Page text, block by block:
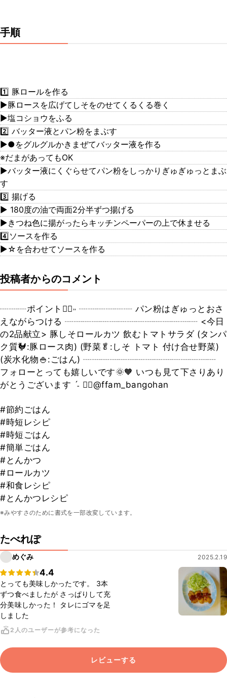
手順
1️⃣ 豚ロールを作る
▶豚ロースを広げてしそをのせてくるくる巻く
▶塩コショウをふる
2️⃣ バッター液とパン粉をまぶす
▶●をグルグルかきまぜてバッター液を作る
※だまがあってもOK
▶バッター液にくぐらせてパン粉をしっかりぎゅぎゅっとまぶ
す
3️⃣ 揚げる
▶ 180度の油で両面2分半ずつ揚げる
▶きつね色に揚がったらキッチンペーパーの上で休ませる
4️⃣ソースを作る
▶☆を合わせてソースを作る
投稿者からのコメント
┈┈┈ポイント☝🏻️˒˒ ┈┈┈┈┈┈ パン粉はぎゅっとおさ
えながらつける ┈┈┈┈┈┈┈┈┈┈┈┈┈┈┈ <今日
の2品献立> 豚しそロールカツ 飲むトマトサラダ (タンパ
ク質🐓:豚ロース肉) (野菜🥬:しそ トマト 付け合せ野菜)
(炭水化物🍚:ごはん) ┈┈┈┈┈┈┈┈┈┈┈┈┈┈┈
フォローとっても嬉しいです🌞🧡 いつも見て下さりあり
がとうございます ˊ˗ 👉🏻@ffam_bangohan
#節約ごはん
#時短レシピ
#時短ごはん
#簡単ごはん
#とんかつ
#ロールカツ
#和食レシピ
#とんかつレシピ
※みやすさのために書式を一部改変しています。
たべれぽ
めぐみ 2025.2.19
4.4
とっても美味しかったです。 3本
ずつ食べましたが さっぱりして充
分美味しかった！ タレにゴマを足
しました
2人のユーザーが参考になった
レビューする